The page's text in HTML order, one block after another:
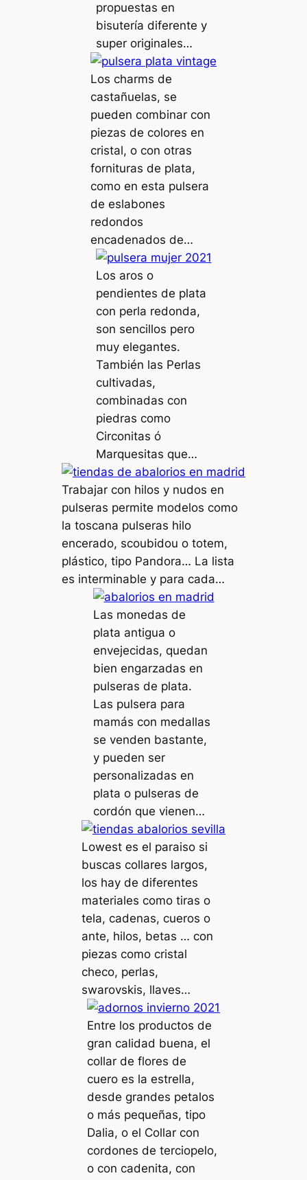
propuestas en
bisutería diferente y
super originales…
Los charms de
castañuelas, se
pueden combinar con
piezas de colores en
cristal, o con otras
fornituras de plata,
como en esta pulsera
de eslabones
redondos
encadenados de…
Los aros o
pendientes de plata
con perla redonda,
son sencillos pero
muy elegantes.
También las Perlas
cultivadas,
combinadas con
piedras como
Circonitas ó
Marquesitas que…
Trabajar con hilos y nudos en
pulseras permite modelos como
la toscana pulseras hilo
encerado, scoubidou o totem,
plástico, tipo Pandora… La lista
es interminable y para cada…
Las monedas de
plata antigua o
envejecidas, quedan
bien engarzadas en
pulseras de plata.
Las pulsera para
mamás con medallas
se venden bastante,
y pueden ser
personalizadas en
plata o pulseras de
cordón que vienen…
Lowest es el paraiso si
buscas collares largos,
los hay de diferentes
materiales como tiras o
tela, cadenas, cueros o
ante, hilos, betas … con
piezas como cristal
checo, perlas,
swarovskis, llaves…
Entre los productos de
gran calidad buena, el
collar de flores de
cuero es la estrella,
desde grandes petalos
o más pequeñas, tipo
Dalia, o el Collar con
cordones de terciopelo,
o con cadenita, con